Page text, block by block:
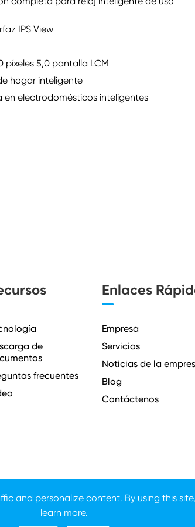
IPS View
píxeles 5,0 pantalla LCM
hogar inteligente
en electrodomésticos inteligentes
de
frecuentes
Enlaces
Empresa
Servicios
Noticias de la
Blog
Contáctenos
and personalize content. By using this
learn more.